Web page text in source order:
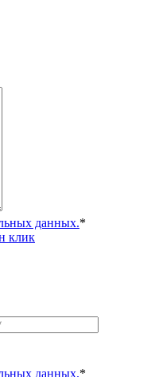
данных.*
клик
данных.*